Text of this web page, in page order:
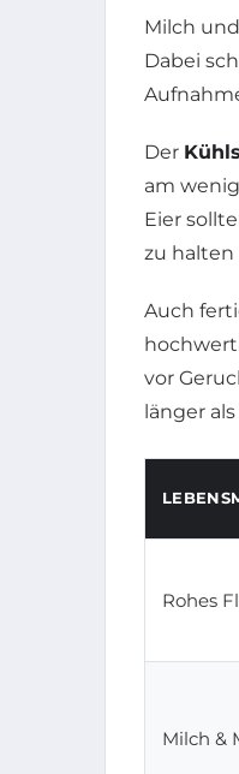
Milch
Dabei
Der
am
Eier
zu halten
Auch
vor
länger
Rohes
Milch &